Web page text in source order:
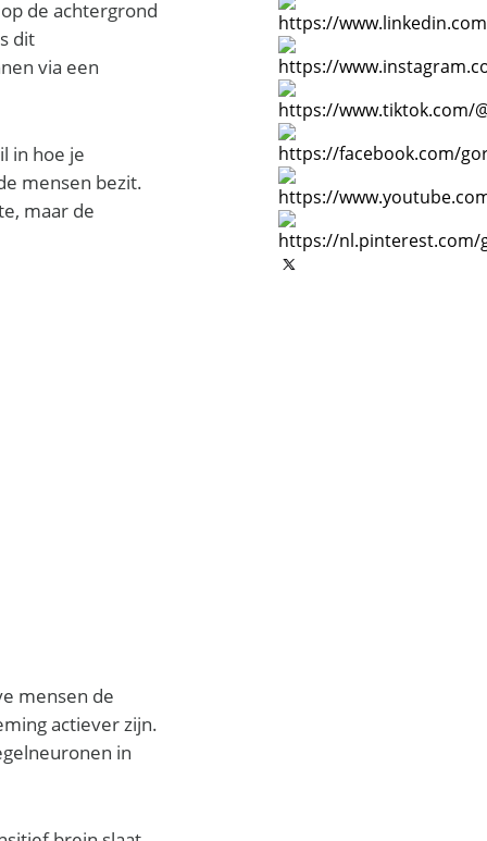
de achtergrond
dit
via een
in hoe je
mensen bezit.
maar de
mensen de
actiever zijn.
in